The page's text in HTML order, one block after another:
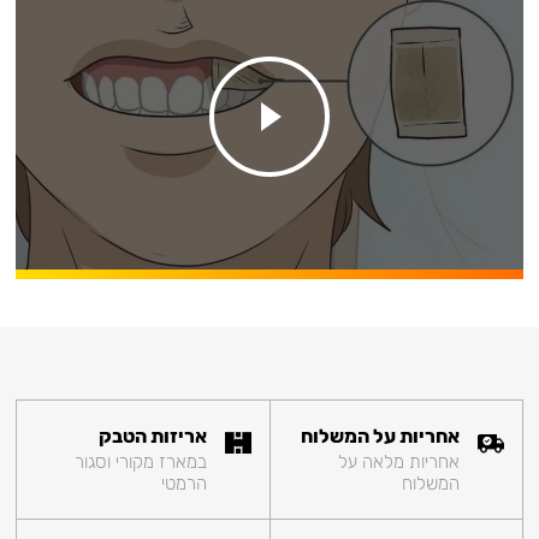
אחריות על המשלוח
אחריות מלאה על
המשלוח
אריזות הטבק
במארז מקורי וסגור
הרמטי